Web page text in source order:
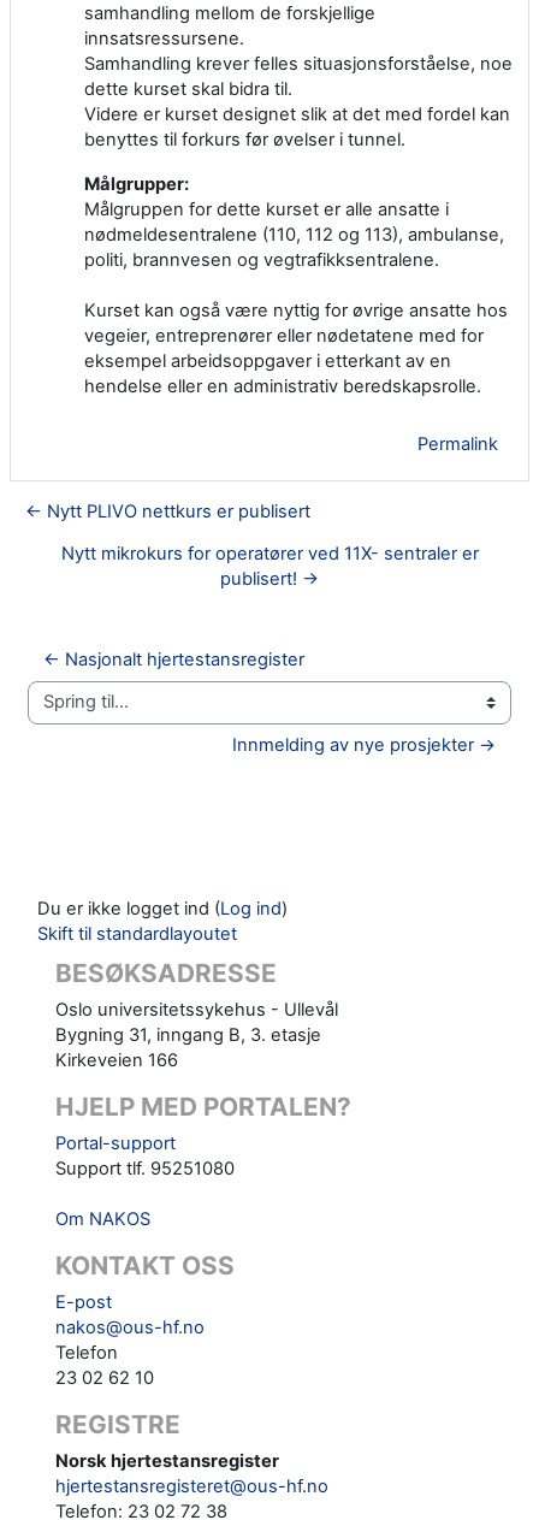
samhandling mellom de forskjellige
innsatsressursene.
Samhandling krever felles situasjonsforståelse, noe
dette kurset skal bidra til.
Videre er kurset designet slik at det med fordel kan
benyttes til forkurs før øvelser i tunnel.
Målgrupper:
Målgruppen for dette kurset er alle ansatte i
nødmeldesentralene (110, 112 og 113), ambulanse,
politi, brannvesen og vegtrafikksentralene.
Kurset kan også være nyttig for øvrige ansatte hos
vegeier, entreprenører eller nødetatene med for
eksempel arbeidsoppgaver i etterkant av en
hendelse eller en administrativ beredskapsrolle.
Permalink
← Nytt PLIVO nettkurs er publisert
Nytt mikrokurs for operatører ved 11X- sentraler er
publisert! →
← Nasjonalt hjertestansregister
Spring til...
Innmelding av nye prosjekter →
Du er ikke logget ind (Log ind)
Skift til standardlayoutet
BESØKSADRESSE
Oslo universitetssykehus - Ullevål
Bygning 31, inngang B, 3. etasje
Kirkeveien 166
HJELP MED PORTALEN?
Portal-support
Support tlf. 95251080
Om NAKOS
KONTAKT OSS
E-post
nakos@ous-hf.no
Telefon
23 02 62 10
REGISTRE
Norsk hjertestansregister
hjertestansregisteret@ous-hf.no
Telefon: 23 02 72 38